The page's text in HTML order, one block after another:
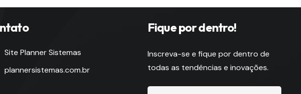
Site Planner Sistemas
plannersistemas.com.br
Fique por dentro!
Inscreva-se e fique por dentro de
todas as tendências e inovações.